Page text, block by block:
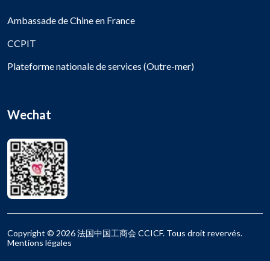
Ambassade de Chine en France
CCPIT
Plateforme nationale de services (Outre-mer)
Wechat
Copyright © 2026 法国中国工商会 CCICF. Tous droit revervés.
Mentions légales